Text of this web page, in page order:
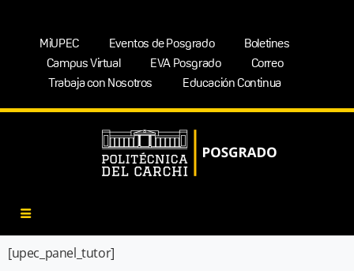
MiUPEC Eventos de Posgrado
Boletines
Campus Virtual
EVA Posgrado
Correo
Trabaja con Nosotros
Educación Continua
[upec_panel_tutor]